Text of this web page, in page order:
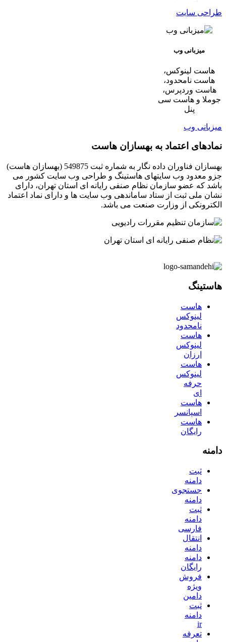
طراحی سایت
میزبانی وب
هاست لینوکس،
هاست نامحدود،
هاست وردپرس،
جوملا و هاست سی
پنل
میزبانی وب
نمادهای اعتماد به بهسازان هاست
بهسازان فناوران داده نگار به شماره ثبت 549875 (بهسازان هاست)
جزو معدود وب سایتهای هاستینگ و طراحی وب سایت کشور می
باشد که عضو سازمان نظام صنفی رایانه ای استان تهران، دارای
نشان ملی ثبت از ستاد ساماندهی وب سایت ها و دارای نماد اعتماد
الکترونکی از وزارت صنعت می باشد.
هاستینگ
هاست
لینوکس
نامحدود
هاست
لینوکس
ارزان
هاست
لینوکس
حرفه
ای
هاست
اسپانسر
هاست
رایگان
دامنه
ثبت
دامنه
جستجوی
دامنه
ثبت
دامنه
فارسی
انتقال
دامنه
دامنه
رایگان
فروش
ویژه
دامین
ثبت
دامنه
ir
تعرفه